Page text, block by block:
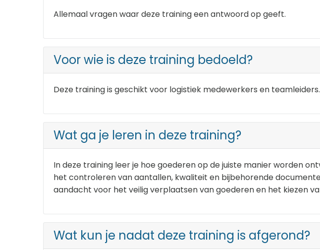
Allemaal vragen waar deze training een antwoord op geeft.
Voor wie is deze training bedoeld?
Deze training is geschikt voor logistiek medewerkers en teamleiders.
Wat ga je leren in deze training?
In deze training leer je hoe goederen op de juiste manier worden
het controleren van aantallen, kwaliteit en bijbehorende
aandacht voor het veilig verplaatsen van goederen en het kiezen
Wat kun je nadat deze training is afgerond?